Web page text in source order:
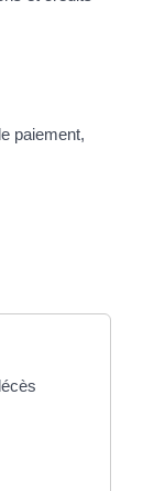
paiement,